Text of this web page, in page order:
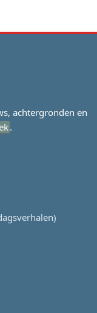
achtergronden en
.